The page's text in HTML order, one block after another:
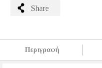
Share
Περιγραφή